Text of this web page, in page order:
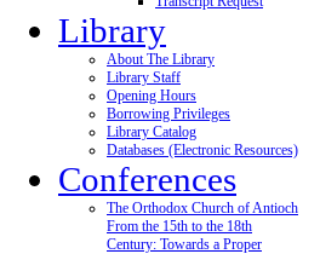
Library
About The Library
Library Staff
Opening Hours
Borrowing Privileges
Library Catalog
Databases (Electronic Resources)
Conferences
The Orthodox Church of Antioch
From the 15th to the 18th
Century: Towards a Proper